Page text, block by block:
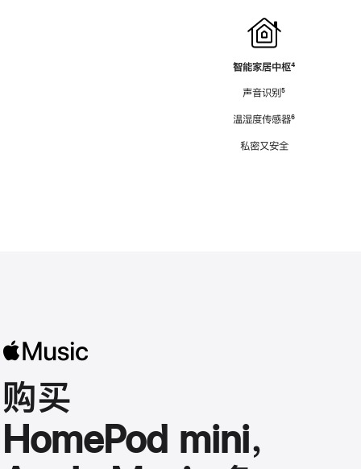
智能家居中枢脚
⁴
声音识别脚
⁵
温湿度传感器脚
⁶
私密又安全
购买
HomePod mini，